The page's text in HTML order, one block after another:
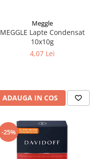
Meggle
MEGGLE Lapte Condensat
10x10g
4,07 Lei
ADAUGA IN COS
-25%